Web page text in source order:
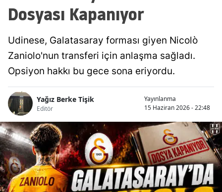
Dosyası Kapanıyor
Udinese, Galatasaray forması giyen Nicolò
Zaniolo'nun transferi için anlaşma sağladı.
Opsiyon hakkı bu gece sona eriyordu.
Yağız Berke Tişik
Editör
Yayınlanma
15 Haziran 2026 - 22:48